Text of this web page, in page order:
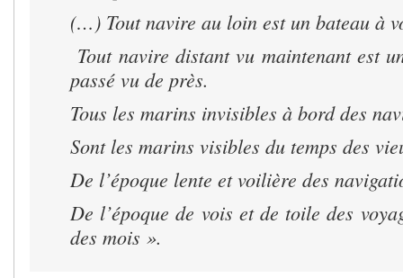
(…) Tout navire au loin est un bateau à
Tout navire distant vu maintenant est
passé vu de près.
Tous les marins invisibles à bord des
Sont les marins visibles du temps des
De l’époque lente et voilière des
De l’époque de vois et de toile des
des mois ».